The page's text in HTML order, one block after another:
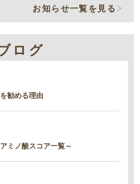
間短縮について
間短縮について
お知らせ一覧を見る
ログ
勧める理由
ミノ酸スコア一覧～